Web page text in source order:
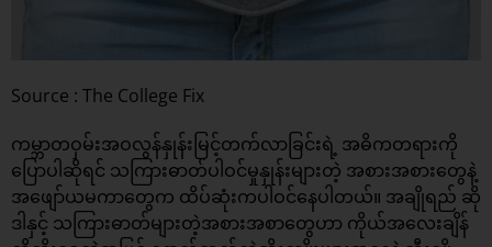
Source : The College Fix
ကမ္ဘာတဝှမ်းအဝလွန်နှုန်းမြင့်တက်လာခြင်းရဲ့ အဓိကတရားကို
ပြောပါဆိုရင် သကြားဓာတ်ပါဝင်မှုနှုန်းများတဲ့ အစားအစားတွေနဲ့
အဖျော်ယမကာတွေက ထိပ်ဆုံးကပါဝင်နေပါတယ်။ အချိုရည် ဆို
ဒါနှင့် သကြားဓာတ်များတဲ့အစားအစာတွေဟာ ကိုယ်အလေးချိန်